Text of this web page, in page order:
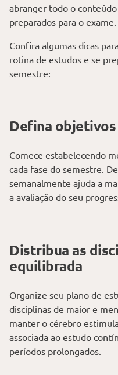
abranger todo o
preparados para o exame.
Confira algumas dicas
rotina de estudos e se
semestre:
Defina
Comece estabelecendo
cada fase do semestre.
semanalmente ajuda a
a avaliação do seu
Distribua as
equilibrada
Organize seu plano de
disciplinas de maior e
manter o cérebro
associada ao estudo
períodos prolongados.